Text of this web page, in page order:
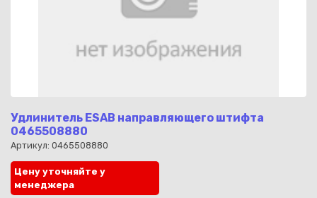
Удлинитель ESAB направляющего штифта
0465508880
Артикул: 0465508880
Цену уточняйте у
менеджера